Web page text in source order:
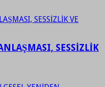
SESSİZLİK